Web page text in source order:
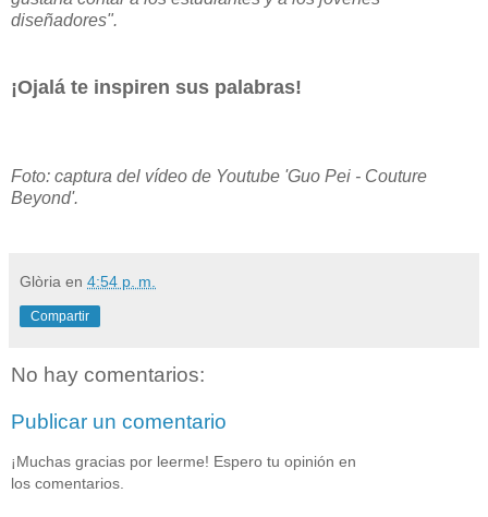
diseñadores".
¡Ojalá te inspiren sus palabras!
Foto: captura del vídeo de Youtube 'Guo Pei - Couture
Beyond'.
Glòria en 4:54 p. m.
Compartir
No hay comentarios:
Publicar un comentario
¡Muchas gracias por leerme! Espero tu opinión en
los comentarios.